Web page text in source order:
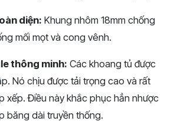
diện: Khung nhôm 18mm chống
mối mọt và cong vênh.
thông minh: Các khoang tủ được
Nó chịu được tải trọng cao và rất
xếp. Điều này khắc phục hẳn nhược
băng dài truyền thống.